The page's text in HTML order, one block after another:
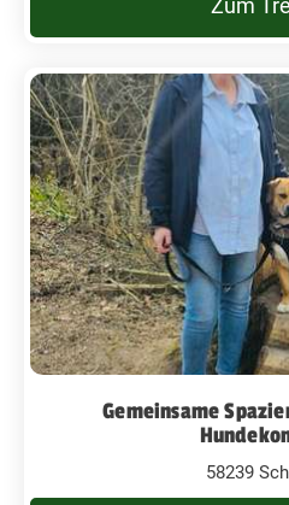
Zum
Gemeinsame
58239